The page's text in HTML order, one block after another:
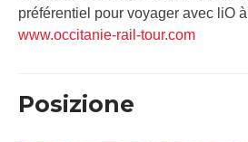
préférentiel pour voyager avec liO
www.occitanie-rail-tour.com
Posizione